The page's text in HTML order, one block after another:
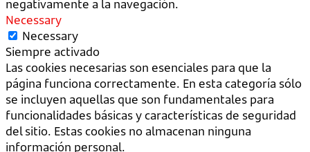
negativamente a la navegación.
Necessary
Necessary
Siempre activado
Las cookies necesarias son esenciales para que la
página funciona correctamente. En esta categoría sólo
se incluyen aquellas que son fundamentales para
funcionalidades básicas y características de seguridad
del sitio. Estas cookies no almacenan ninguna
información personal.